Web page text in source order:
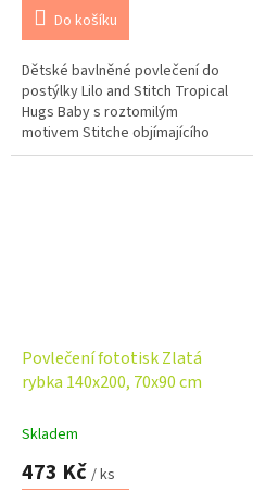
Do košíku
Dětské bavlněné povlečení do
postýlky Lilo and Stitch Tropical
Hugs Baby s roztomilým
motivem Stitche objímajícího
panenku Scrump. Jemné
Povlečení fototisk Zlatá
rybka 140x200, 70x90 cm
Skladem
473 Kč / ks